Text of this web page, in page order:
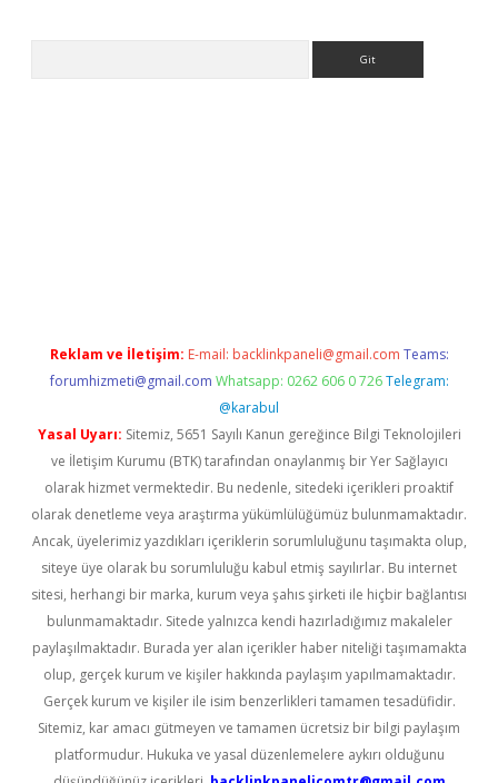
Reklam ve İletişim: E-mail: backlinkpaneli@gmail.com Teams:
forumhizmeti@gmail.com Whatsapp: 0262 606 0 726 Telegram:
@karabul
Yasal Uyarı: Sitemiz, 5651 Sayılı Kanun gereğince Bilgi Teknolojileri
ve İletişim Kurumu (BTK) tarafından onaylanmış bir Yer Sağlayıcı
olarak hizmet vermektedir. Bu nedenle, sitedeki içerikleri proaktif
olarak denetleme veya araştırma yükümlülüğümüz bulunmamaktadır.
Ancak, üyelerimiz yazdıkları içeriklerin sorumluluğunu taşımakta olup,
siteye üye olarak bu sorumluluğu kabul etmiş sayılırlar. Bu internet
sitesi, herhangi bir marka, kurum veya şahıs şirketi ile hiçbir bağlantısı
bulunmamaktadır. Sitede yalnızca kendi hazırladığımız makaleler
paylaşılmaktadır. Burada yer alan içerikler haber niteliği taşımamakta
olup, gerçek kurum ve kişiler hakkında paylaşım yapılmamaktadır.
Gerçek kurum ve kişiler ile isim benzerlikleri tamamen tesadüfidir.
Sitemiz, kar amacı gütmeyen ve tamamen ücretsiz bir bilgi paylaşım
platformudur. Hukuka ve yasal düzenlemelere aykırı olduğunu